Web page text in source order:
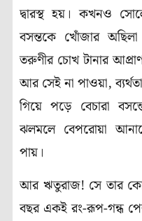
দ্বারস্থ হয়। কখনও
বসন্তকে খোঁজার
তরুণীর চোখ টানার আপ্রাণ
আর সেই না পাওয়া,
গিয়ে পড়ে বেচারা
ঝলমলে বেপরোয়া
পায়।
আর ঋতুরাজ! সে তার
বছর একই রং-রূপ-গন্ধ